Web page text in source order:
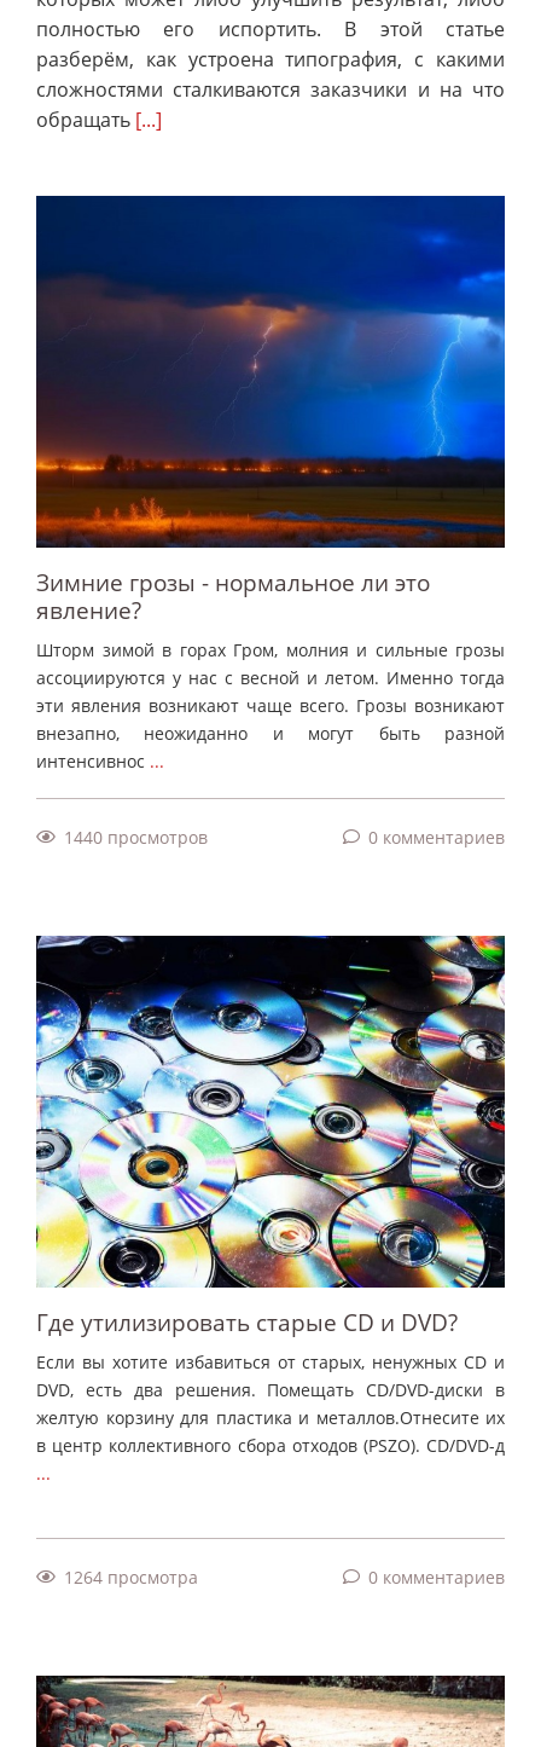
полностью его испортить. В этой статье
разберём, как устроена типография, с какими
сложностями сталкиваются заказчики и на что
обращать [...]
Зимние грозы - нормальное ли это
явление?
Шторм зимой в горах Гром, молния и сильные грозы
ассоциируются у нас с весной и летом. Именно тогда
эти явления возникают чаще всего. Грозы возникают
внезапно, неожиданно и могут быть разной
интенсивнос ...
1440 просмотров 0 комментариев
Где утилизировать старые CD и DVD?
Если вы хотите избавиться от старых, ненужных CD и
DVD, есть два решения. Помещать CD/DVD-диски в
желтую корзину для пластика и металлов.Отнесите их
в центр коллективного сбора отходов (PSZO). CD/DVD-д
...
1264 просмотра 0 комментариев